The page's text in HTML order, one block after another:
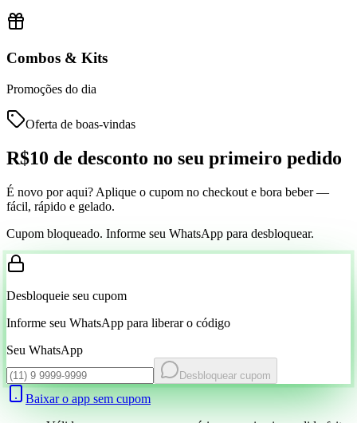
Combos & Kits
Promoções do dia
Oferta de boas-vindas
R$10 de desconto no seu primeiro pedido
É novo por aqui? Aplique o cupom no checkout e bora beber —
fácil, rápido e gelado.
Cupom bloqueado. Informe seu WhatsApp para desbloquear.
Desbloqueie seu cupom
Informe seu WhatsApp para liberar o código
Seu WhatsApp
Desbloquear cupom
Baixar o app sem cupom